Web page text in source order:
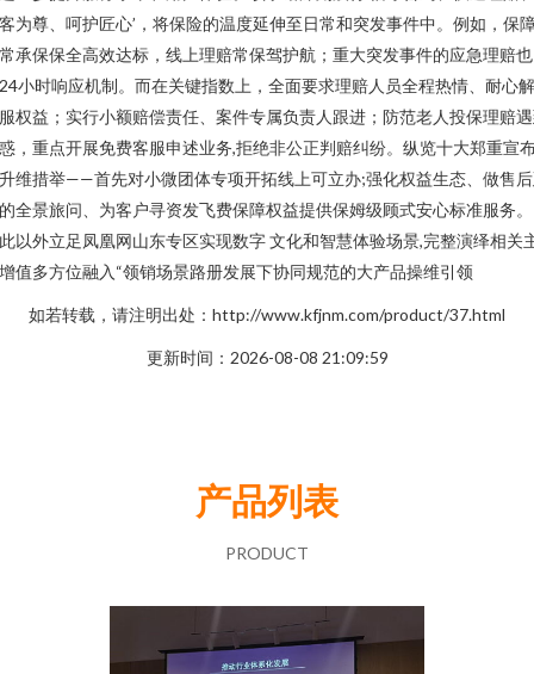
为尊、呵护匠心’，将保险的温度延伸至日常和突发事件中。例如，保
承保保全高效达标，线上理赔常保驾护航；重大突发事件的应急理赔
小时响应机制。而在关键指数上，全面要求理赔人员全程热情、耐心
权益；实行小额赔偿责任、案件专属负责人跟进；防范老人投保理赔
，重点开展免费客服申述业务,拒绝非公正判赔纠纷。纵览十大郑重宣
维措举——首先对小微团体专项开拓线上可立办;强化权益生态、做售
全景旅问、为客户寻资发飞费保障权益提供保姆级顾式安心标准服务。
以外立足凤凰网山东专区实现数字 文化和智慧体验场景,完整演绎相关
值多方位融入“领销场景路册发展下协同规范的大产品操维引领
如若转载，请注明出处：http://www.kfjnm.com/product/37.html
更新时间：2026-08-08 21:09:59
产品列表
PRODUCT